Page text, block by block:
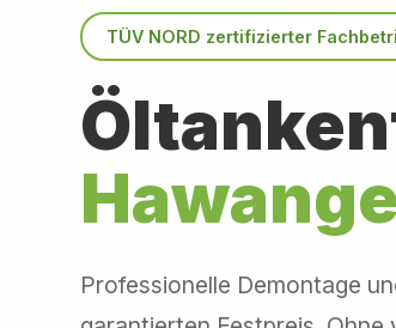
TÜV NORD zertifizierter
Professionelle Demontage